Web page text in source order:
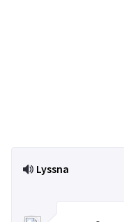
Lyssna